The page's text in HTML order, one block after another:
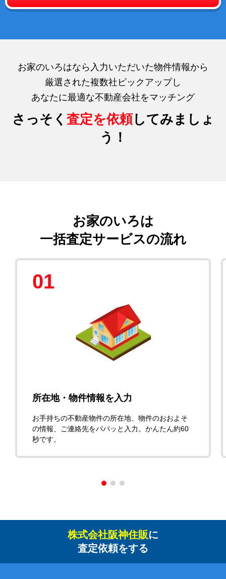
お家のいろはなら入力いただいた物件情報から
厳選された複数社ピックアップし
あなたに最適な不動産会社をマッチング
さっそく 査定を依頼してみましょ
う！
お家のいろは
一括査定サービスの流れ
01
所在地・物件情報を入力
お手持ちの不動産物件の所在地、物件のおおよそ
の情報、ご連絡先をパパッと入力。かんたん約60
秒です。
株式会社阪神住販に
査定依頼をする